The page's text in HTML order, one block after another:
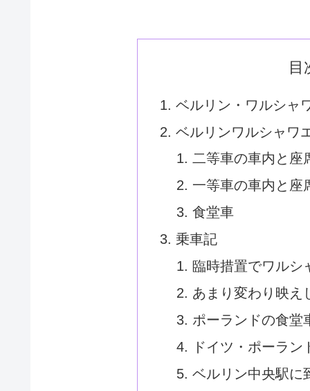
目
ベルリン・ワルシャ
ベルリンワルシャワ
二等車の車内と座
一等車の車内と座
食堂車
乗車記
臨時措置でワルシ
あまり変わり映え
ポーランドの食堂
ドイツ・ポーラ
ベルリン中央駅に